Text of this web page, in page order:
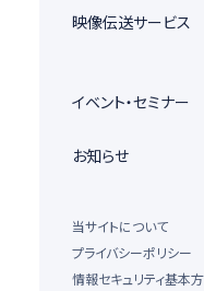
映像伝送サービス
イベント・セミナー
お知らせ
当サイトについて
プライバシーポリシー
情報セキュリティ基本